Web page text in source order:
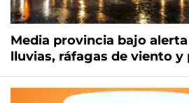
Media provincia bajo
lluvias, ráfagas de viento y